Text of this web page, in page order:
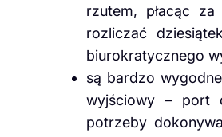
rzutem, płacąc
rozliczać
biurokratycznego
są bardzo
wyjściowy – port
potrzeby